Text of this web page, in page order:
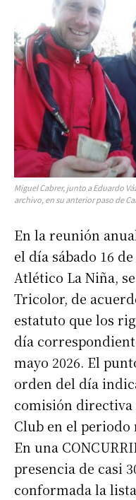
Miguel Cabrer, junto a Eduardo
archivo, en su anterior paso de
En la reunión
el día sábado 16
Atlético La Niña,
Tricolor, de
estatuto que los
día
mayo 2026. El
orden del día
comisión directiva
Club en el periodo
En una
presencia de casi
conformada la